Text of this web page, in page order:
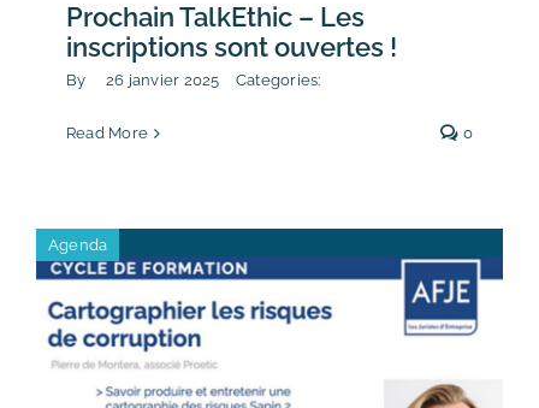
Prochain TalkEthic – Les
inscriptions sont ouvertes !
By 26 janvier 2025 Categories:
Read More 0
Agenda